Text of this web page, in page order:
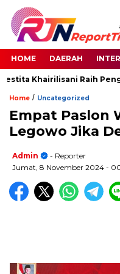
HOME DAERAH
Khairilisani Raih
Home / Uncategorized
Empat Paslon
Legowo Jika
Admin
- Reporter
Jumat, 8 November 2024 -